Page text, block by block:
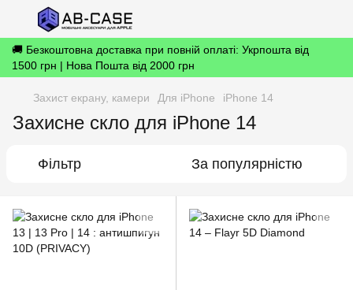
🚚 Безкоштовна доставка при повній оплаті: Укрпошта від
1500 грн | Нова Пошта від 2000 грн
Захист екрану, камери Для iPhone iPhone 14
Захисне скло для iPhone 14
Фільтр За популярністю